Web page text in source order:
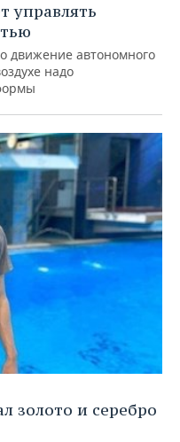
управлять
движение автономного
надо
золото и серебро